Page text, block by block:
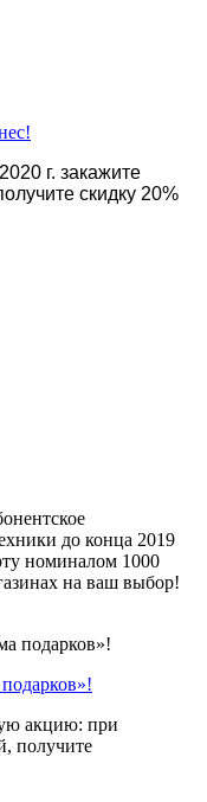
г. закажите
скидку 20%
до конца 2019
номиналом 1000
на ваш выбор!
акцию: при
получите